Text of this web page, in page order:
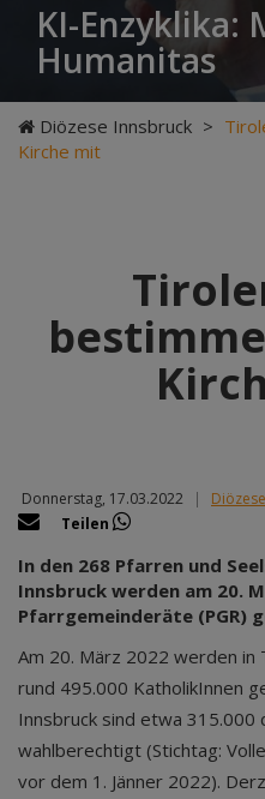
KI-Enzyklika:
Humanitas
Diözese Innsbruck >
Kirche mit
Donnerstag, 17.03.2022 |
Teilen
In den 268 Pfarren und
Innsbruck werden am 20.
Pfarrgemeinderäte (PGR)
Am 20. März 2022 werden
rund 495.000 KatholikInnen
Innsbruck sind etwa 315.000
wahlberechtigt (Stichtag:
vor dem 1. Jänner 2022).